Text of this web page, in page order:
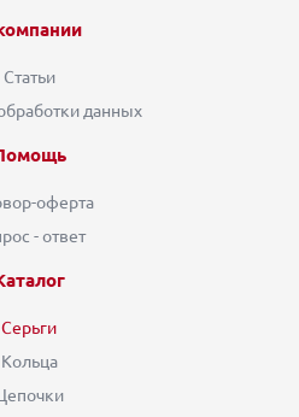
Статьи
данных
оферта
- ответ
Серьги
Кольца